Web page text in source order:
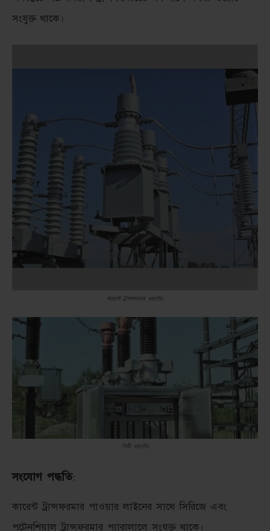
সংযুক্ত থাকে।
কারেন্ট ট্রান্সফরমার ওয়্যারিং
পিটি ওয়্যারিং
সংযোগ পদ্ধতি:
কারেন্ট ট্রান্সফরমার পাওয়ার লাইনের সাথে সিরিজে এবং
পটেনশিয়াল ট্রান্সফরমার প্যারালালে সংযুক্ত থাকে।